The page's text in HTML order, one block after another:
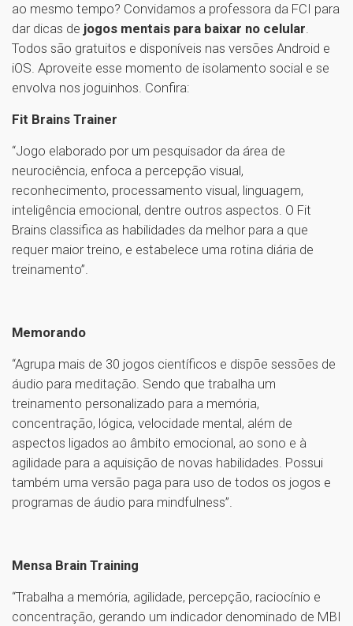
ao mesmo tempo? Convidamos a professora da FCI para
dar dicas de jogos mentais para baixar no celular.
Todos são gratuitos e disponíveis nas versões Android e
iOS. Aproveite esse momento de isolamento social e se
envolva nos joguinhos. Confira:
Fit Brains Trainer
“Jogo elaborado por um pesquisador da área de
neurociência, enfoca a percepção visual,
reconhecimento, processamento visual, linguagem,
inteligência emocional, dentre outros aspectos. O Fit
Brains classifica as habilidades da melhor para a que
requer maior treino, e estabelece uma rotina diária de
treinamento”.
Memorando
“Agrupa mais de 30 jogos científicos e dispõe sessões de
áudio para meditação. Sendo que trabalha um
treinamento personalizado para a memória,
concentração, lógica, velocidade mental, além de
aspectos ligados ao âmbito emocional, ao sono e à
agilidade para a aquisição de novas habilidades. Possui
também uma versão paga para uso de todos os jogos e
programas de áudio para mindfulness”.
Mensa Brain Training
“Trabalha a memória, agilidade, percepção, raciocínio e
concentração, gerando um indicador denominado de MBI